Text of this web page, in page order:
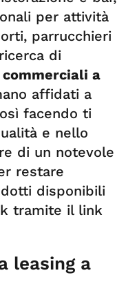
per attività
parrucchieri
di
a
affidati a
facendo ti
e nello
di un notevole
restare
disponibili
tramite il link
leasing a